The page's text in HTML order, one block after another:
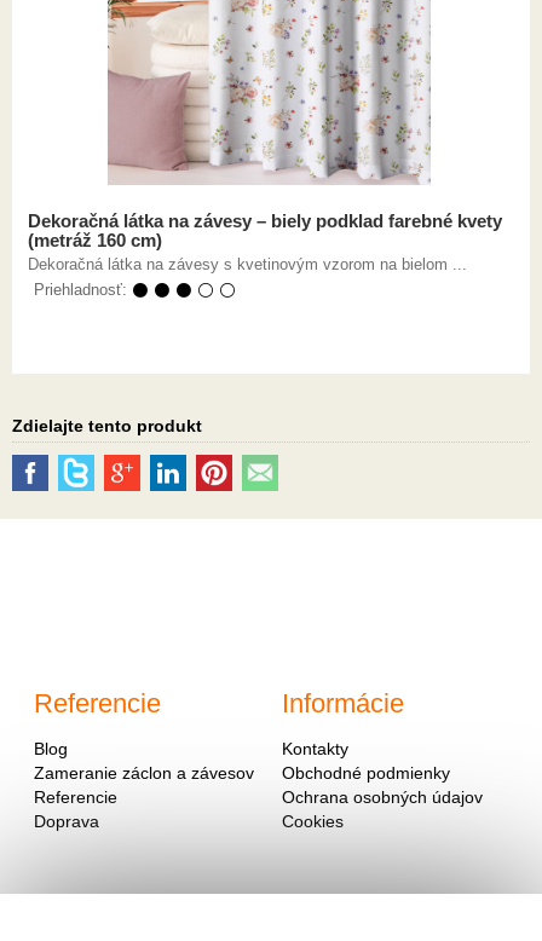
Dekoračná látka na závesy – biely podklad farebné kvety
(metráž 160 cm)
Dekoračná látka na závesy s kvetinovým vzorom na bielom ...
Priehladnosť: ⚫ ⚫ ⚫ ⚪ ⚪
Zdielajte tento produkt
Referencie
Blog
Zameranie záclon a závesov
Referencie
Doprava
Informácie
Kontakty
Obchodné podmienky
Ochrana osobných údajov
Cookies